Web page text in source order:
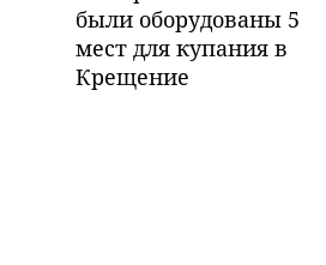
были оборудованы 5
мест для купания в
Крещение